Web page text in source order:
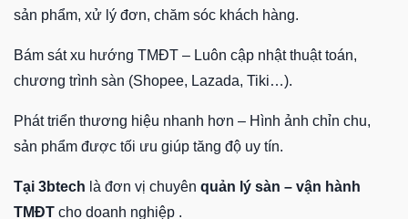
sản phẩm, xử lý đơn, chăm sóc khách hàng.
Bám sát xu hướng TMĐT – Luôn cập nhật thuật toán,
chương trình sàn (Shopee, Lazada, Tiki…).
Phát triển thương hiệu nhanh hơn – Hình ảnh chỉn chu,
sản phẩm được tối ưu giúp tăng độ uy tín.
Tại 3btech là đơn vị chuyên quản lý sàn – vận hành
TMĐT cho doanh nghiệp .